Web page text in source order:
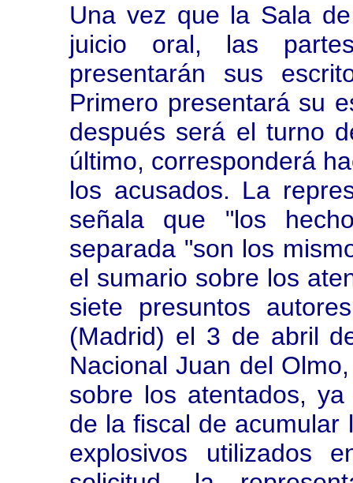
Una vez que la Sala
juicio oral, las
presentarán sus
Primero presentará su
después será el turno
último, corresponderá
los acusados. La
señala que "los
separada "son los
el sumario sobre los
siete presuntos
(Madrid) el 3 de abril
Nacional Juan del
sobre los atentados,
de la fiscal de acumular
explosivos utilizados